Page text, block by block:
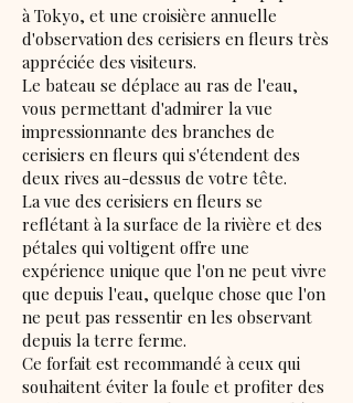
à Tokyo, et une croisière annuelle
d'observation des cerisiers en fleurs très
appréciée des visiteurs.
Le bateau se déplace au ras de l'eau,
vous permettant d'admirer la vue
impressionnante des branches de
cerisiers en fleurs qui s'étendent des
deux rives au-dessus de votre tête.
La vue des cerisiers en fleurs se
reflétant à la surface de la rivière et des
pétales qui voltigent offre une
expérience unique que l'on ne peut vivre
que depuis l'eau, quelque chose que l'on
ne peut pas ressentir en les observant
depuis la terre ferme.
Ce forfait est recommandé à ceux qui
souhaitent éviter la foule et profiter des